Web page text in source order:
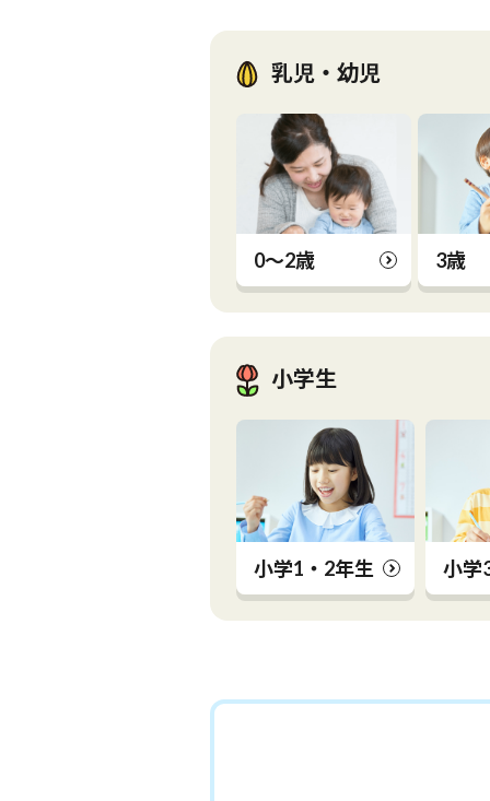
乳児・幼児
0～2歳 3歳
小学生
小学1・2年生 小学